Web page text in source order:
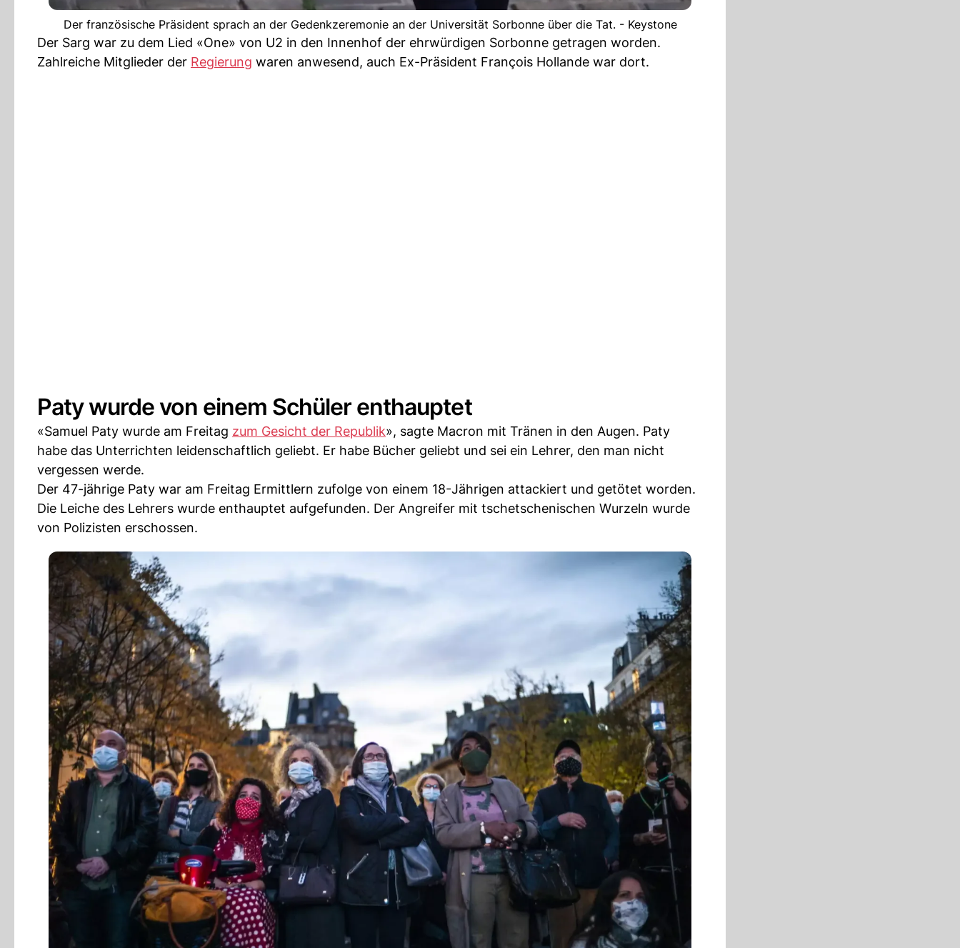
Der französische Präsident sprach an der Gedenkzeremonie an der Universität Sorbonne über die Tat. - Keystone
Der Sarg war zu dem Lied «One» von U2 in den Innenhof der ehrwürdigen Sorbonne getragen worden.
Zahlreiche Mitglieder der Regierung waren anwesend, auch Ex-Präsident François Hollande war dort.
Paty wurde von einem Schüler enthauptet
«Samuel Paty wurde am Freitag zum Gesicht der Republik», sagte Macron mit Tränen in den Augen. Paty
habe das Unterrichten leidenschaftlich geliebt. Er habe Bücher geliebt und sei ein Lehrer, den man nicht
vergessen werde.
Der 47-jährige Paty war am Freitag Ermittlern zufolge von einem 18-Jährigen attackiert und getötet worden.
Die Leiche des Lehrers wurde enthauptet aufgefunden. Der Angreifer mit tschetschenischen Wurzeln wurde
von Polizisten erschossen.